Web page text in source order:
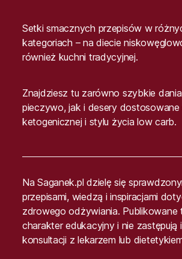
Setki smacznych przepisów w
kategoriach – na diecie
również kuchni tradycyjnej.
Znajdziesz tu zarówno szybkie
pieczywo, jak i desery
ketogenicznej i stylu życia low carb.
Na Saganek.pl dzielę się
przepisami, wiedzą i inspiracjami
zdrowego odżywiania. Publikowane
charakter edukacyjny i nie zastępują
konsultacji z lekarzem lub